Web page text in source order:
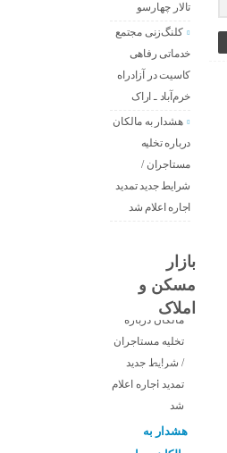
تالار چهارسو
کلنگ‌زنی مجتمع
خدماتی رفاهی
کاسیت در آزادراه
خرم‌آباد ـ اراک
هشدار به مالکان
درباره تخلیه
مستاجران /
شرایط جدید تمدید
اجاره اعلام شد
بازار
مسکن و
املاک
هشدار به